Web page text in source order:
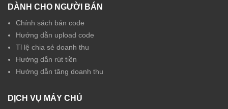
DÀNH CHO NGƯỜI BÁN
Chính sách bán code
Hướng dẫn upload code
Tỉ lệ chia sẻ doanh thu
Hướng dẫn rút tiền
Hướng dẫn tăng doanh thu
DỊCH VỤ MÁY CHỦ